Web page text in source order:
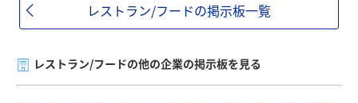
レストラン/フードの掲示板一覧
レストラン/フードの他の企業の掲示板を見る